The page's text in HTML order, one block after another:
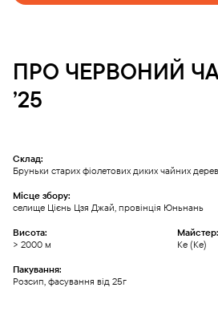
ПРО ЧЕРВОНИЙ
’25
Склад:
Бруньки старих фіолетових диких чайних
Місце збору:
селище Цієнь Цзя Джай, провінція Юньнань
Висота:
> 2000 м
Майстер:
Ке (Ke)
Пакування:
Розсип, фасування від 25г